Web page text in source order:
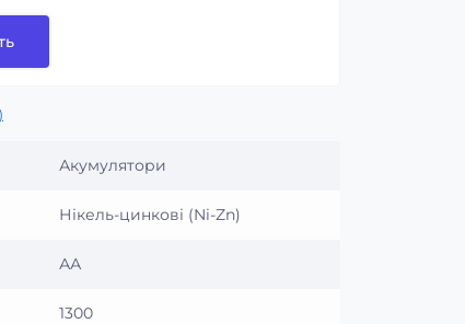
Акумулятори
Нікель-цинкові (Ni-Zn)
АА
1300